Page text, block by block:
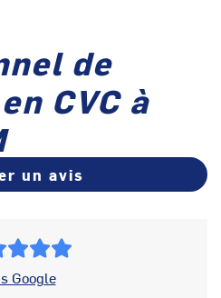
de
CVC à
un avis
Google